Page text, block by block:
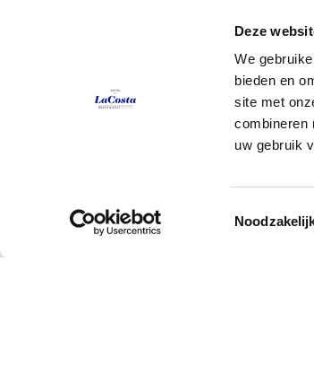
Deze
We
bieden en
site met
combineren
uw gebruik
Carrer Arenals de Mar, 36 PALS
(Costa Brava) Girona - Spain